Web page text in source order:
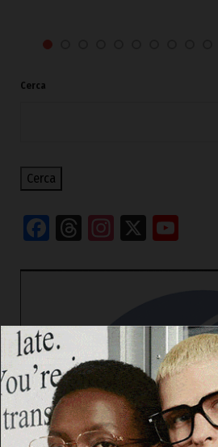
Cerca
Cerca
Facebook
Threads
Instagram
X